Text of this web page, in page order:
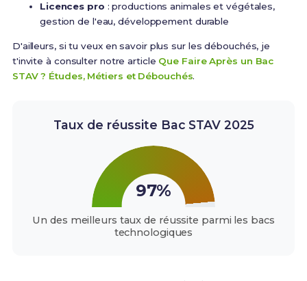
Licences pro : productions animales et végétales,
gestion de l'eau, développement durable
D'ailleurs, si tu veux en savoir plus sur les débouchés, je
t'invite à consulter notre article Que Faire Après un Bac
STAV ? Études, Métiers et Débouchés.
Taux de réussite Bac STAV 2025
97%
Un des meilleurs taux de réussite parmi les bacs
technologiques